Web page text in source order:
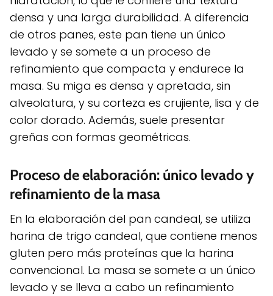
densa y una larga durabilidad. A diferencia
de otros panes, este pan tiene un único
levado y se somete a un proceso de
refinamiento que compacta y endurece la
masa. Su miga es densa y apretada, sin
alveolatura, y su corteza es crujiente, lisa y de
color dorado. Además, suele presentar
greñas con formas geométricas.
Proceso de elaboración: único levado y
refinamiento de la masa
En la elaboración del pan candeal, se utiliza
harina de trigo candeal, que contiene menos
gluten pero más proteínas que la harina
convencional. La masa se somete a un único
levado y se lleva a cabo un refinamiento